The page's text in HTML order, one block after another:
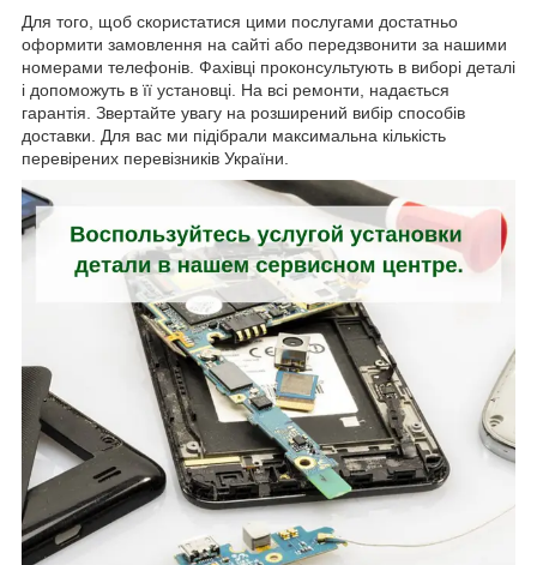
Для того, щоб скористатися цими послугами достатньо
оформити замовлення на сайті або передзвонити за нашими
номерами телефонів. Фахівці проконсультують в виборі деталі
і допоможуть в її установці. На всі ремонти, надається
гарантія. Звертайте увагу на розширений вибір способів
доставки. Для вас ми підібрали максимальна кількість
перевірених перевізників України.